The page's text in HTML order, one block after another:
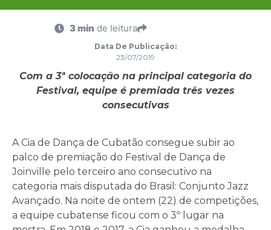
3 min de leitura
Data De Publicação:
23/07/2019
Com a 3ª colocação na principal categoria do
Festival, equipe é premiada três vezes
consecutivas
A Cia de Dança de Cubatão consegue subir ao
palco de premiação do Festival de Dança de
Joinville pelo terceiro ano consecutivo na
categoria mais disputada do Brasil: Conjunto Jazz
Avançado. Na noite de ontem (22) de competições,
a equipe cubatense ficou com o 3º lugar na